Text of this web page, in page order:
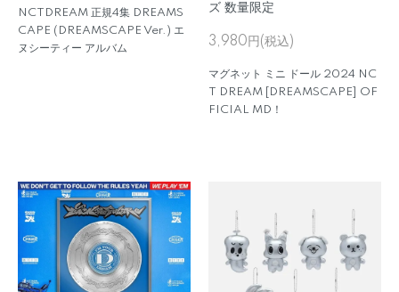
NCTDREAM 正規4集 DREAMS
CAPE (DREAMSCAPE Ver.) エ
ヌシーティー アルバム
ズ 数量限定
3,980円(税込)
マグネット ミニ ドール 2024 NC
T DREAM [DREAMSCAPE] OF
FICIAL MD！